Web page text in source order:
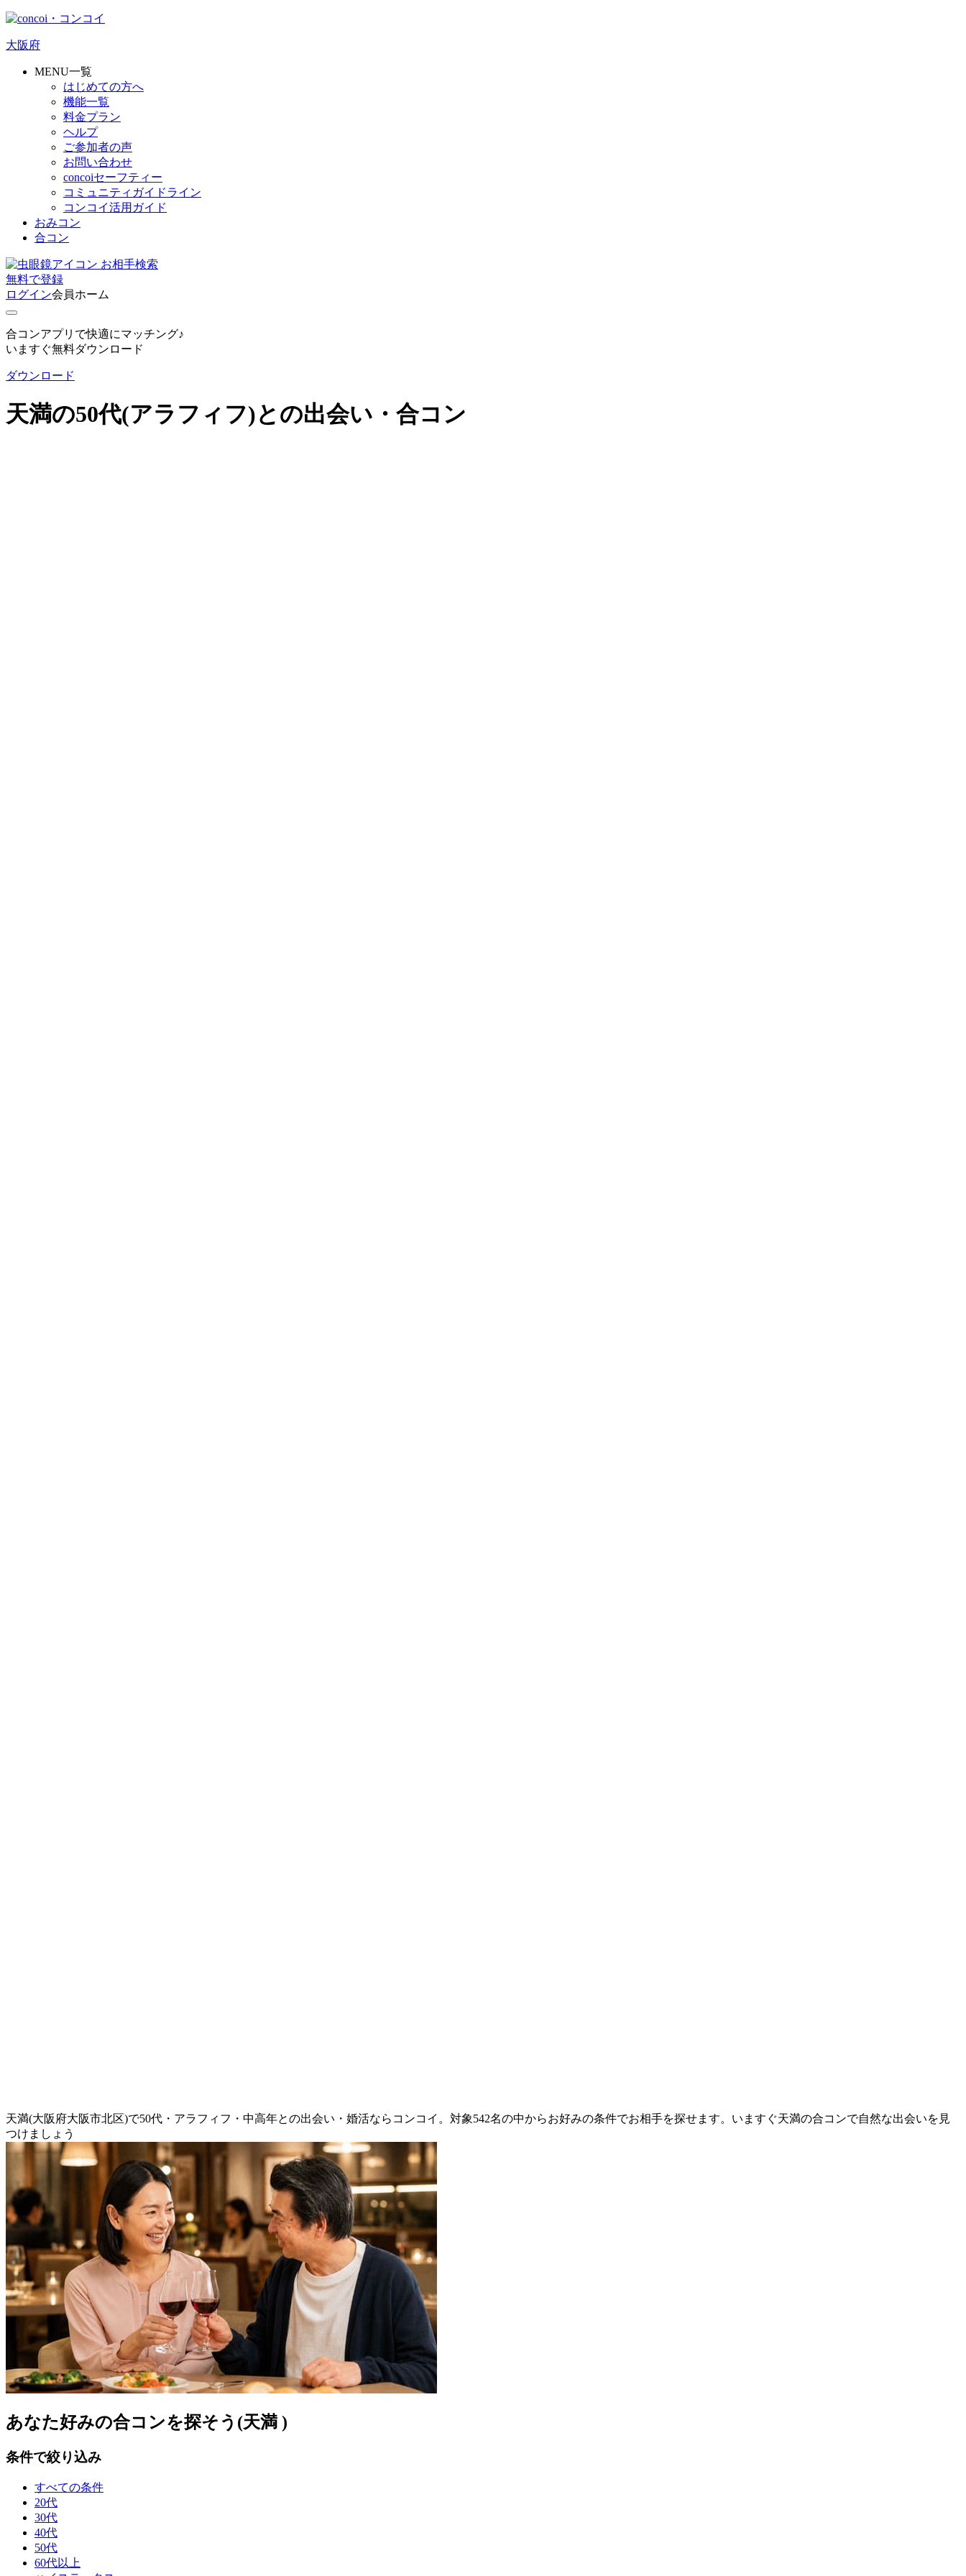
大阪府
MENU一覧
はじめての方へ
機能一覧
料金プラン
ヘルプ
ご参加者の声
お問い合わせ
concoiセーフティー
コミュニティガイドライン
コンコイ活用ガイド
おみコン
合コン
お相手検索
無料で登録
ログイン会員ホーム
合コンアプリで快適にマッチング♪
いますぐ無料ダウンロード
ダウンロード
天満の50代(アラフィフ)との出会い・合コン
天満(大阪府大阪市北区)で50代・アラフィフ・中高年との出会い・婚活ならコンコイ。対象542名の中からお好みの条件でお相手を探せます。いますぐ天満の合コンで自然な出会いを見
つけましょう
あなた好みの合コンを探そう(天満 )
条件で絞り込み
すべての条件
20代
30代
40代
50代
60代以上